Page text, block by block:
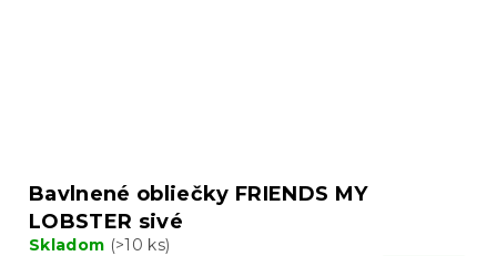
Bavlnené obliečky FRIENDS MY
LOBSTER sivé
Skladom (>10 ks)